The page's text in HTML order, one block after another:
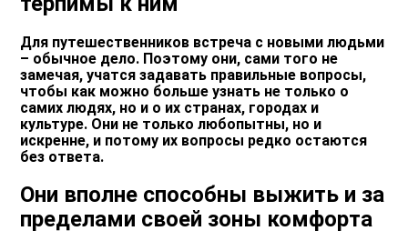
Для путешественников встреча с новыми людьми
– обычное дело. Поэтому они, сами того не
замечая, учатся задавать правильные вопросы,
чтобы как можно больше узнать не только о
самих людях, но и о их странах, городах и
культуре. Они не только любопытны, но и
искренне, и потому их вопросы редко остаются
без ответа.
Они вполне способны выжить и за
пределами своей зоны комфорта